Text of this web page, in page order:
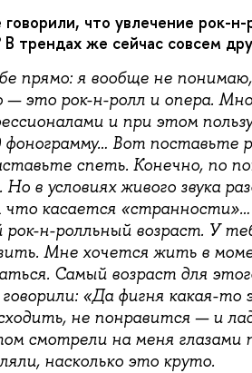
что увлечение рок-
В трендах же сейчас совсем
прямо: я вообще не
— это рок-н-ролл и опера.
и при этом
Вот поставьте
спеть. Конечно, по
в условиях живого звука
что касается
рок-н-ролльный возраст. У
Мне хочется жить в
Самый возраст для
«Да фигня какая-
не понравится — и
смотрели на меня глазами
насколько это круто.